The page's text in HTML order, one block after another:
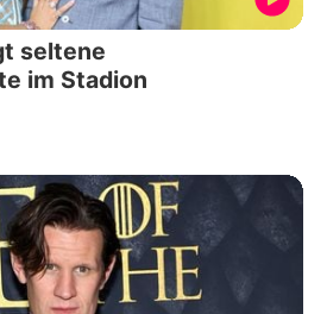
seltene
im Stadion